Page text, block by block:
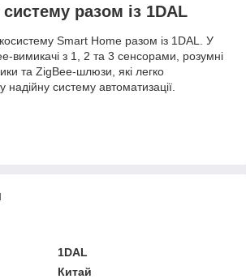
разом із 1DAL
Smart Home разом із 1DAL. У
вимикачі з 1, 2 та 3 сенсорами, розумні
та ZigBee-шлюзи, які легко
систему автоматизації.
1DAL
Китай